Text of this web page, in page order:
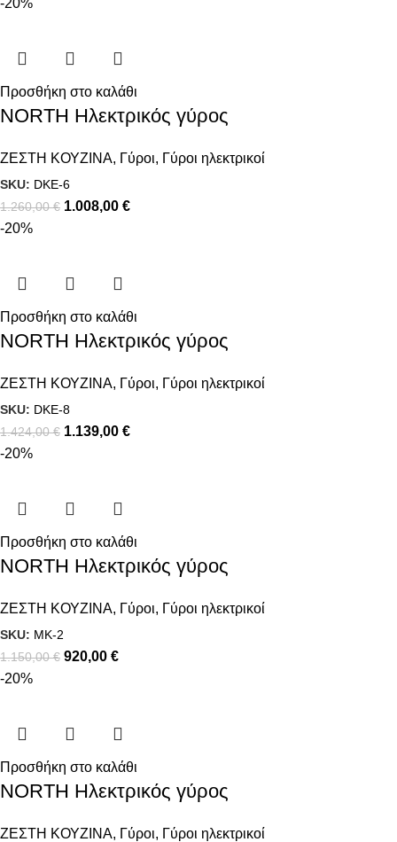
-20%
Προσθήκη στο καλάθι
NORTH Ηλεκτρικός γύρος
ΖΕΣΤΗ ΚΟΥΖΙΝΑ, Γύροι, Γύροι ηλεκτρικοί
SKU: DKE-6
1.260,00€ 1.008,00 €
-20%
Προσθήκη στο καλάθι
NORTH Ηλεκτρικός γύρος
ΖΕΣΤΗ ΚΟΥΖΙΝΑ, Γύροι, Γύροι ηλεκτρικοί
SKU: DKE-8
1.424,00€ 1.139,00 €
-20%
Προσθήκη στο καλάθι
NORTH Ηλεκτρικός γύρος
ΖΕΣΤΗ ΚΟΥΖΙΝΑ, Γύροι, Γύροι ηλεκτρικοί
SKU: MK-2
1.150,00€ 920,00 €
-20%
Προσθήκη στο καλάθι
NORTH Ηλεκτρικός γύρος
ΖΕΣΤΗ ΚΟΥΖΙΝΑ, Γύροι, Γύροι ηλεκτρικοί